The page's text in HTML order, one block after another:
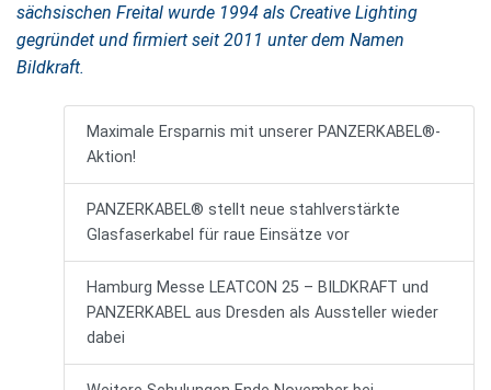
sächsischen Freital wurde 1994 als Creative Lighting
gegründet und firmiert seit 2011 unter dem Namen
Bildkraft.
Maximale Ersparnis mit unserer PANZERKABEL®-
Aktion!
PANZERKABEL® stellt neue stahlverstärkte
Glasfaserkabel für raue Einsätze vor
Hamburg Messe LEATCON 25 – BILDKRAFT und
PANZERKABEL aus Dresden als Aussteller wieder
dabei